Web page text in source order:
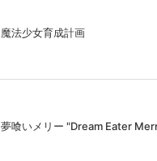
魔法少女育成計画
夢喰いメリー "Dream Eater